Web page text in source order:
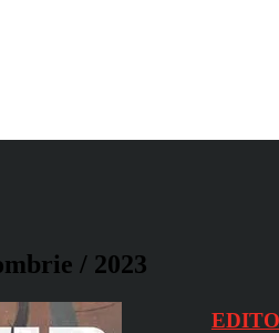
/ 2023